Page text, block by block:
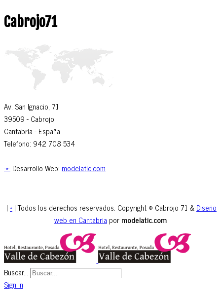
Cabrojo71
Av. San Ignacio, 71
39509 - Cabrojo
Cantabria - España
Telefono: 942 708 534
-*- Desarrollo Web: modelatic.com
| * | Todos los derechos reservados. Copyright © Cabrojo 71 & Diseño
web en Cantabria por modelatic.com
Buscar...
Sign In